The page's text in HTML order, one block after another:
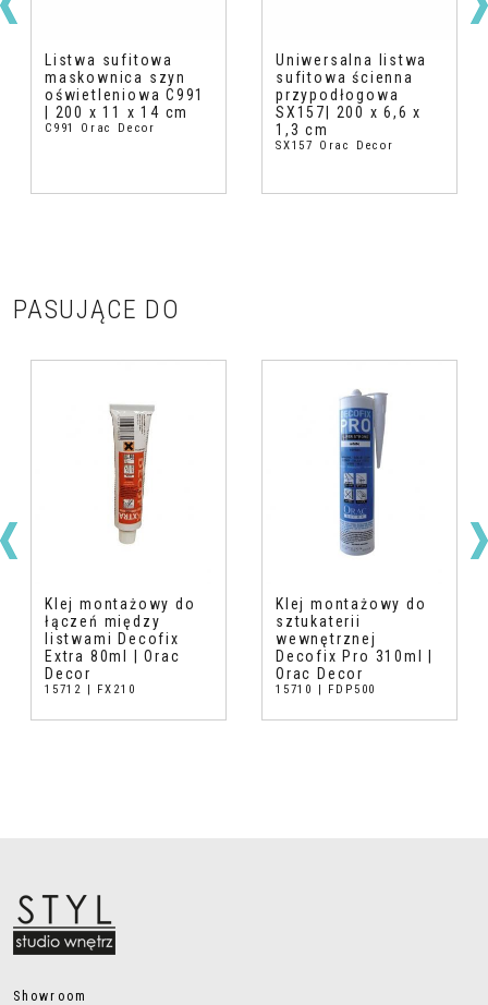
Listwa sufitowa
maskownica szyn
oświetleniowa C991
| 200 x 11 x 14 cm
C991 Orac Decor
Uniwersalna listwa
sufitowa ścienna
przypodłogowa
SX157| 200 x 6,6 x
1,3 cm
SX157 Orac Decor
PASUJĄCE DO
Klej montażowy do
łączeń między
listwami Decofix
Extra 80ml | Orac
Decor
15712 | FX210
Klej montażowy do
sztukaterii
wewnętrznej
Decofix Pro 310ml |
Orac Decor
15710 | FDP500
Showroom